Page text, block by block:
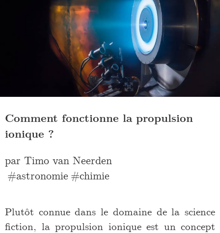
Comment fonctionne la propulsion
ionique ?
par Timo van Neerden
astronomie
chimie
Plutôt connue dans le domaine de la science
fiction, la propulsion ionique est un concept